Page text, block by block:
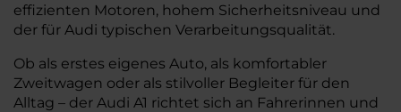
effizienten Motoren, hohem Sicherheitsniveau und
der für Audi typischen Verarbeitungsqualität.
Ob als erstes eigenes Auto, als komfortabler
Zweitwagen oder als stilvoller Begleiter für den
Alltag – der Audi A1 richtet sich an Fahrerinnen und